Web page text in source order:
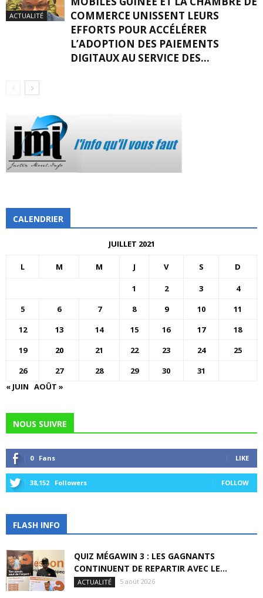
ACTUALITÉ
COMMERCE UNISSENT LEURS
EFFORTS POUR ACCÉLÉRER
L’ADOPTION DES PAIEMENTS
DIGITAUX AU SERVICE DES...
CALENDRIER
JUILLET 2021
L M M J V S D
1 2 3
4
5
6 7 8 9 10
11
12
13 14 15 16 17
18
19
20 21 22 23 24
25
26
27 28 29 30
31
« JUIN AOÛT »
NOUS SUIVRE
0 Fans LIKE
38,152 Followers FOLLOW
FLASH INFO
QUIZ MÉGAWIN 3 : LES GAGNANTS
CONTINUENT DE REPARTIR AVEC LE...
ACTUALITÉ 5 août 2026